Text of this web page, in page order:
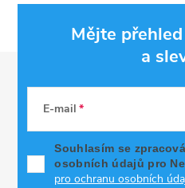
Mějte
a
E-mail
Souhlasím se
osobních údajů pro
pro ochranu osobních